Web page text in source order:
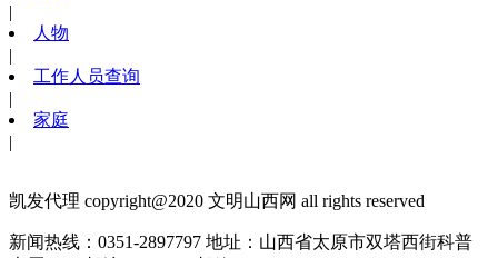
|
人物
|
工作人员查询
|
家庭
|
凯发代理 copyright@2020 文明山西网 all rights reserved
新闻热线：0351-2897797 地址：山西省太原市双塔西街科普